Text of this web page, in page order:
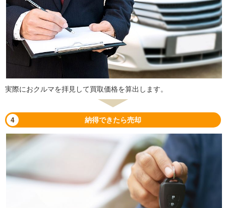
実際におクルマを拝見して買取価格を算出します。
4 納得できたら売却